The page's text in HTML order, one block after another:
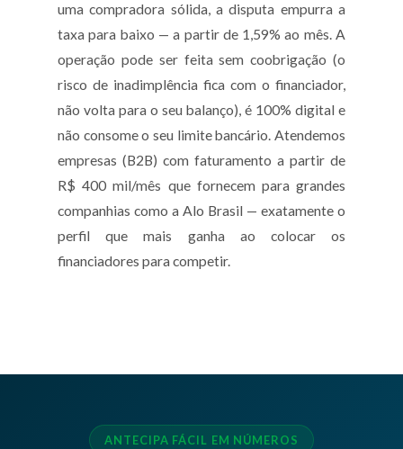
uma compradora sólida, a disputa empurra a
taxa para baixo — a partir de 1,59% ao mês. A
operação pode ser feita sem coobrigação (o
risco de inadimplência fica com o financiador,
não volta para o seu balanço), é 100% digital e
não consome o seu limite bancário. Atendemos
empresas (B2B) com faturamento a partir de
R$ 400 mil/mês que fornecem para grandes
companhias como a Alo Brasil — exatamente o
perfil que mais ganha ao colocar os
financiadores para competir.
ANTECIPA FÁCIL EM NÚMEROS